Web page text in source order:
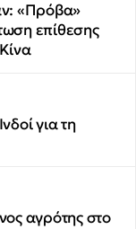
«Πρόβα»
επίθεσης
για τη
αγρότης στο